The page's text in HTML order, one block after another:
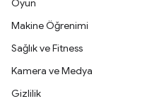
Oyun
Makine Öğrenimi
Sağlık ve Fitness
Kamera ve Medya
Gizlilik